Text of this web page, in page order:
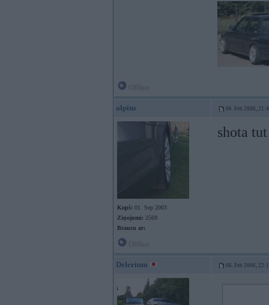
alpins 06. Feb 2006,
Kopš: 01. Sep 2003
Ziņojumi: 2569
Braucu ar:
shota
Delerium 06. Feb 2006,